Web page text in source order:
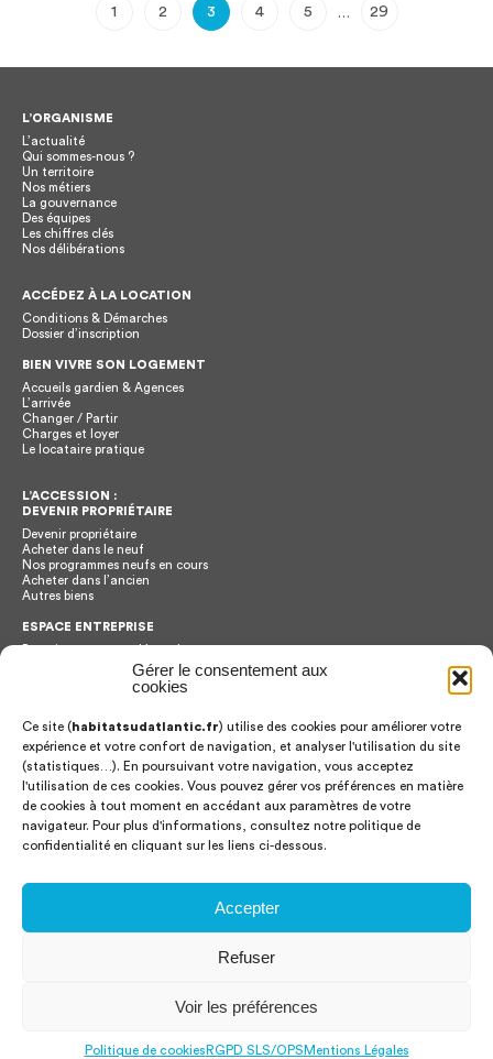
Gérer le consentement aux
cookies
Ce site (habitatsudatlantic.fr) utilise des cookies pour améliorer votre
expérience et votre confort de navigation, et analyser l'utilisation du site
(statistiques…). En poursuivant votre navigation, vous acceptez
l'utilisation de ces cookies. Vous pouvez gérer vos préférences en matière
de cookies à tout moment en accédant aux paramètres de votre
navigateur. Pour plus d'informations, consultez notre politique de
confidentialité en cliquant sur les liens ci-dessous.
Accepter
Refuser
Voir les préférences
Politique de cookies RGPD SLS/OPS Mentions Légales
1 2 3 4 5 … 29
L’ORGANISME
L’actualité
Qui sommes-nous ?
Un territoire
Nos métiers
La gouvernance
Des équipes
Les chiffres clés
Nos délibérations
ACCÉDEZ À LA LOCATION
Conditions & Démarches
Dossier d’inscription
BIEN VIVRE SON LOGEMENT
Accueils gardien & Agences
L’arrivée
Changer / Partir
Charges et loyer
Le locataire pratique
L’ACCESSION :
DEVENIR PROPRIÉTAIRE
Devenir propriétaire
Acheter dans le neuf
Nos programmes neufs en cours
Acheter dans l’ancien
Autres biens
ESPACE ENTREPRISE
Plateforme de dématerialisation
CONTACT
Habitat Sud Atlantic
2 Chemin Abbé Edouard Cestac
64100
BAYONNE
Tél.
05 59 58 40 00
Fax. 05 59 63 38 06
Offres d’emploi
location & accession
Design et développement :Haritza